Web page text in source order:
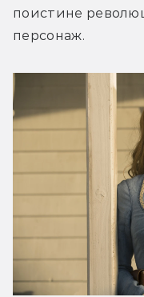
поистине
персонаж.